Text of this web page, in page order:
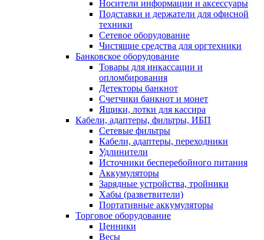
Носители информации и аксессуары
Подставки и держатели для офисной
техники
Сетевое оборудование
Чистящие средства для оргтехники
Банковское оборудование
Товары для инкассации и
опломбирования
Детекторы банкнот
Счетчики банкнот и монет
Ящики, лотки для кассира
Кабели, адаптеры, фильтры, ИБП
Сетевые фильтры
Кабели, адаптеры, переходники
Удлинители
Источники бесперебойного питания
Аккумуляторы
Зарядные устройства, тройники
Хабы (разветвители)
Портативные аккумуляторы
Торговое оборудование
Ценники
Весы